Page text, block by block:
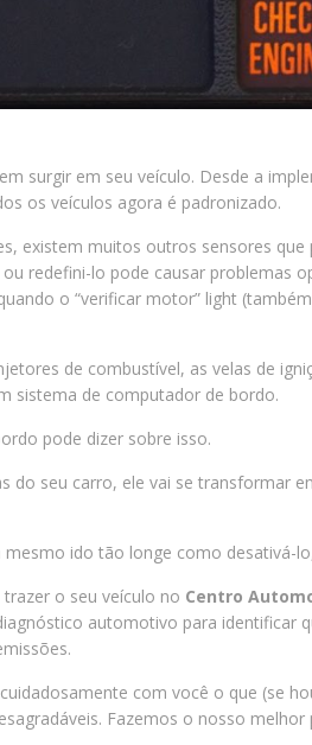
surgir em seu veículo. Desde a
os veículos agora é padronizado.
existem muitos outros sensores que
redefini-lo pode causar problemas
o “verificar motor” light
de combustível, as velas de
sistema de computador de bordo.
pode dizer sobre isso.
seu carro, ele vai se transformar
mesmo ido tão longe como
o seu veículo no Centro
automotivo para identificar
com você o que (se
Fazemos o nosso